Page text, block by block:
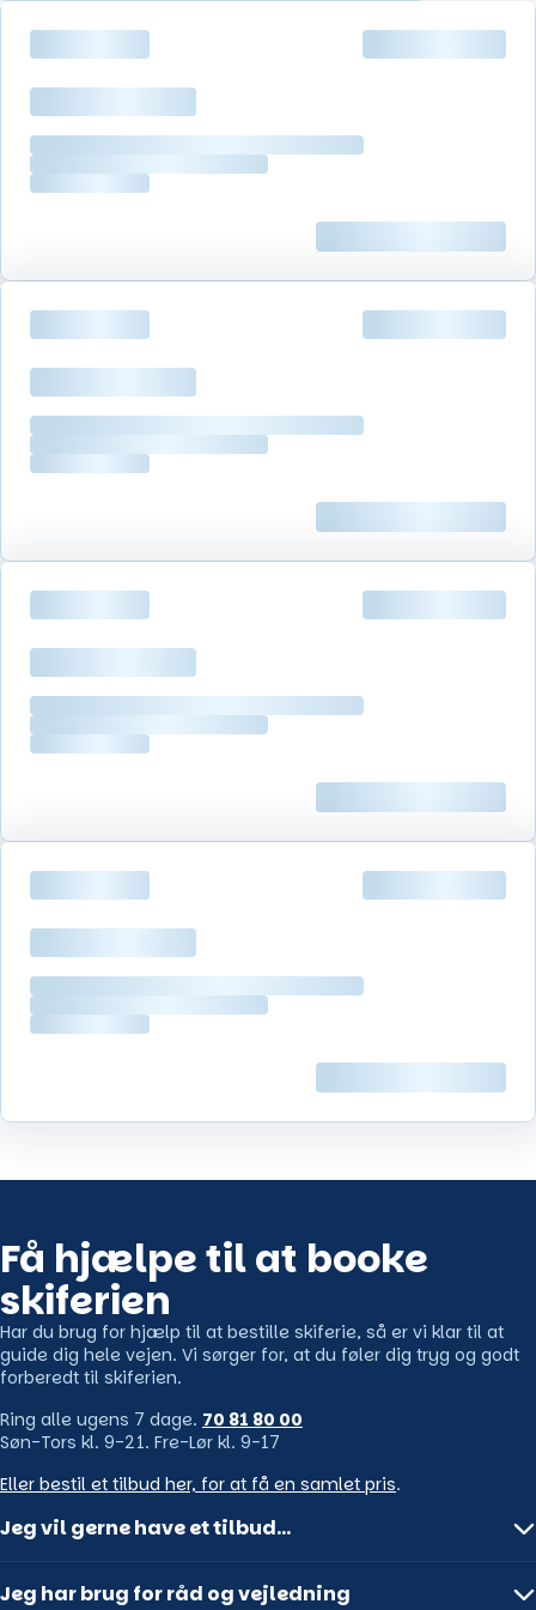
Få hjælpe til at booke
skiferien
Har du brug for hjælp til at bestille skiferie, så er vi klar til at
guide dig hele vejen. Vi sørger for, at du føler dig tryg og godt
forberedt til skiferien.
Ring alle ugens 7 dage. 70 81 80 00
Søn-Tors kl. 9-21. Fre-Lør kl. 9-17
Eller bestil et tilbud her, for at få en samlet pris.
Jeg vil gerne have et tilbud…
Få den bedste pris på din næste skiferie! Vi har de bedste
priser på vores destinationer og hoteller. Fortæl os om dine
Jeg har brug for råd og vejledning